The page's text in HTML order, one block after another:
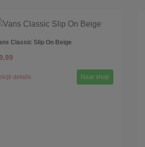
Classic Slip On Beige
details Naar shop